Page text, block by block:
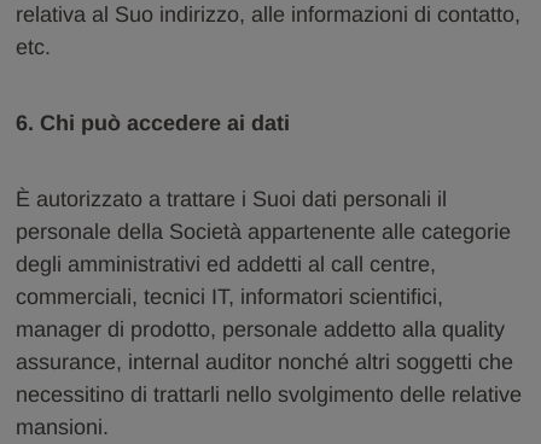
relativa al Suo indirizzo, alle informazioni di contatto,
etc.
6. Chi può accedere ai dati
È autorizzato a trattare i Suoi dati personali il
personale della Società appartenente alle categorie
degli amministrativi ed addetti al call centre,
commerciali, tecnici IT, informatori scientifici,
manager di prodotto, personale addetto alla quality
assurance, internal auditor nonché altri soggetti che
necessitino di trattarli nello svolgimento delle relative
mansioni.